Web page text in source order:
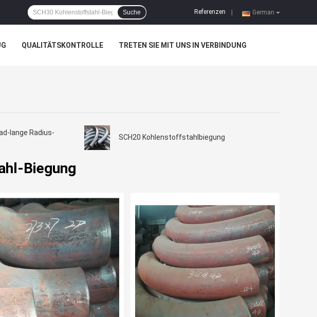
German
Referenzen
Suche
QUALITÄTSKONTROLLE TRETEN SIE MIT UNS IN VERBINDUNG
lange Radius-
SCH20 Kohlenstoffstahlbiegung
Biegung